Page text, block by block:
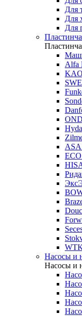
Для
Для
Для
Alfa
Насосы и
Насосы и